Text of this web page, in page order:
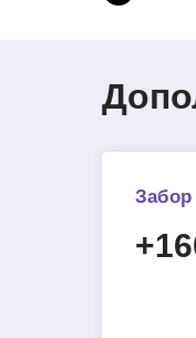
Забор